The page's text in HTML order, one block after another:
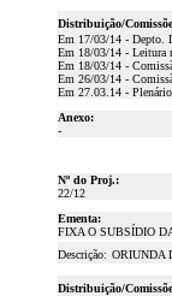
Distribuição/
Em 17/03/14 - Depto.
Em 18/03/14 - Leitura
Em 18/03/14 -
Em 26/03/14 -
Em 27.03.14 -
Anexo:
-
Nº do Proj.:
22/12
Ementa:
FIXA O SUBSÍDIO
Descrição: ORIUNDA
Distribuição/